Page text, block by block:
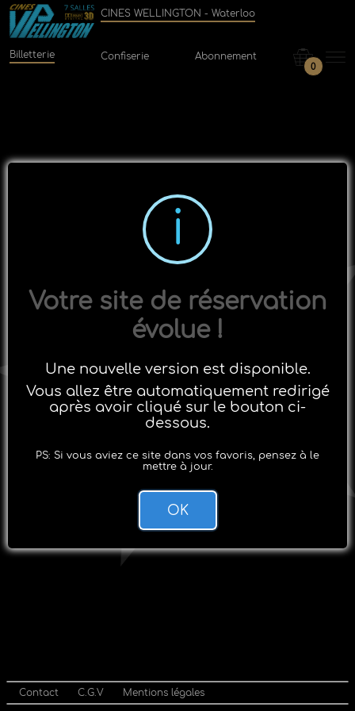
CINES WELLINGTON - Waterloo
Billetterie Confiserie Abonnement
0
Contact C.G.V Mentions légales
Votre site de réservation
évolue !
Une nouvelle version est disponible.
Vous allez être automatiquement redirigé
après avoir cliqué sur le bouton ci-
dessous.
PS: Si vous aviez ce site dans vos favoris, pensez à le
mettre à jour.
OK